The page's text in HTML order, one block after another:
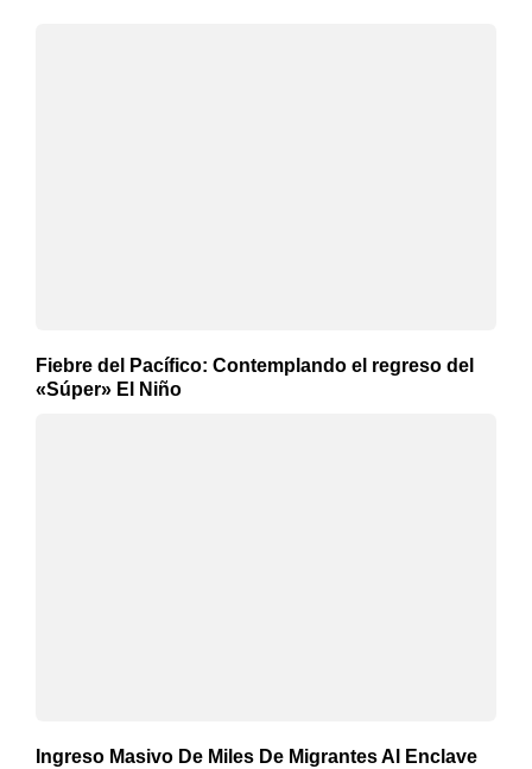
Fiebre del Pacífico: Contemplando el regreso del
«Súper» El Niño
Ingreso Masivo De Miles De Migrantes Al Enclave